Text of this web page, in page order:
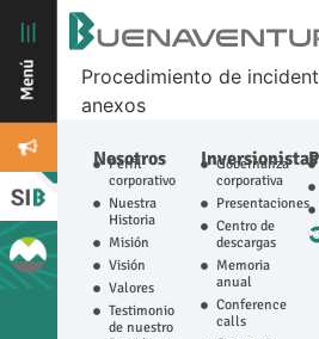
Procedimiento de
anexos
Nosotros
Perfil
corporativo
Nuestra
Historia
Misión
Visión
Valores
Testimonio
de nuestro
Inversionistas
Gobernanza
corporativa
Presentaciones
Centro de
descargas
Memoria
anual
Conference
calls